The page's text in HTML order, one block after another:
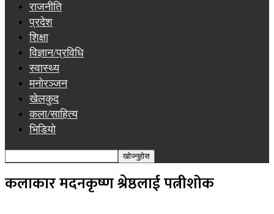
राजनीति
प्रदेश
शिक्षा
विज्ञान/प्रविधि
स्वास्थ्य
मनोरञ्जन
खेलकुद
कला/साहित्य
भिडियो
कलाकार मदनकृष्ण श्रेष्ठलाई पत्नीशोक